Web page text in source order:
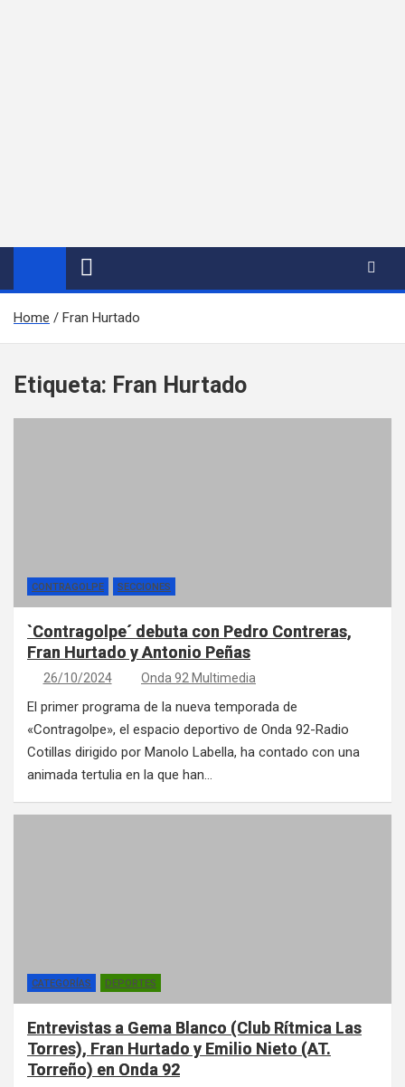
Home Fran Hurtado
Etiqueta: Fran Hurtado
CONTRAGOLPE SECCIONES
`Contragolpe´ debuta con Pedro Contreras,
Fran Hurtado y Antonio Peñas
26/10/2024 Onda 92 Multimedia
El primer programa de la nueva temporada de
«Contragolpe», el espacio deportivo de Onda 92-Radio
Cotillas dirigido por Manolo Labella, ha contado con una
animada tertulia en la que han…
CATEGORÍAS DEPORTES
Entrevistas a Gema Blanco (Club Rítmica Las
Torres), Fran Hurtado y Emilio Nieto (AT.
Torreño) en Onda 92